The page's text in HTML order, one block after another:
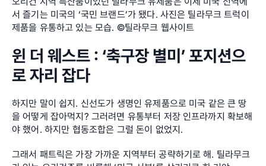
서 즐기는 미국의 ‘국민 브랜드’가 됐다. 사진은 틸라무크 트럭이
제품을 유통하고 있는 모습. ©틸라무크 웹사이트
윈 더 웨스트 : ‘축구장 별미’ 포지션으
로 자리 잡다
하지만 말이 쉽지. 신선도가 생명인 유제품으로 미국 같은 큰 땅
을 어떻게 잡아먹지? 그러려면 유통부터 저장 인프라까지 확보해
야 했어. 하지만 협동조합은 그럴 돈이 없었지.
그래서 패트릭은 가장 가까운 지역부터 공략하기로 해. 틸라무크